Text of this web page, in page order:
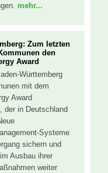
mehr...
Zum letzten
den
Award
Württemberg
mit dem
Award
der in Deutschland
Systeme
sichern und
Ausbau ihrer
weiter